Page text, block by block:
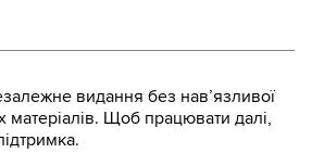
видання без навʼязливої
Щоб працювати далі,